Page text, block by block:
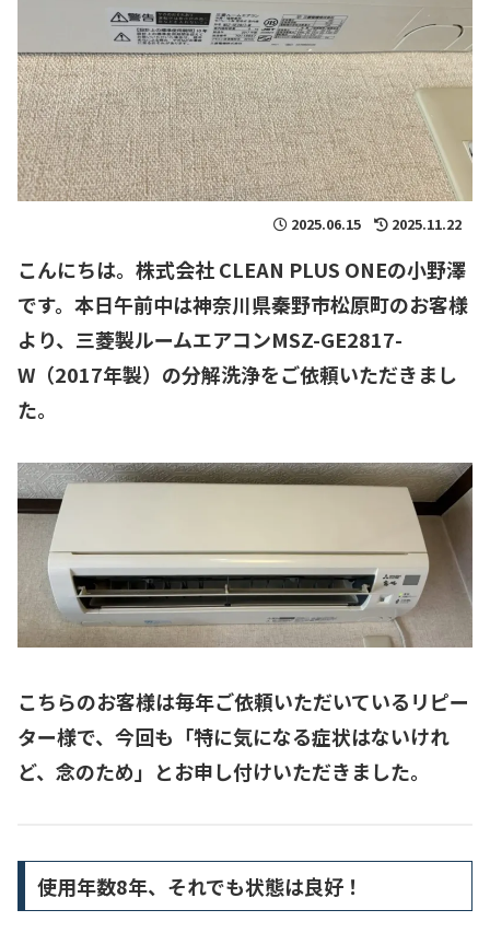
2025.06.15 2025.11.22
こんにちは。株式会社 CLEAN PLUS ONEの小野澤
です。本日午前中は神奈川県秦野市松原町のお客様
より、三菱製ルームエアコンMSZ-GE2817-
W（2017年製） の分解洗浄をご依頼いただきまし
た。
こちらのお客様は毎年ご依頼いただいているリピー
ター様で、今回も「特に気になる症状はないけれ
ど、念のため」とお申し付けいただきました。
使用年数8年、それでも状態は良好！